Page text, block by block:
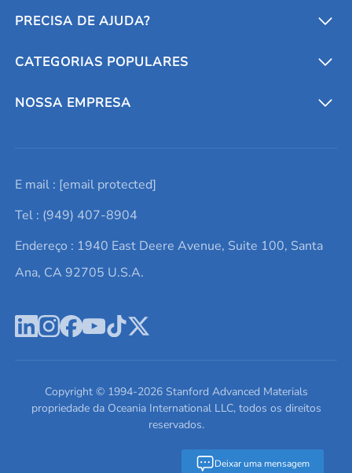
Deixar uma mensagem
PRECISA DE AJUDA?
Conversores e calculadoras
Entre em contato conosco
Lista de consultas
Termos e Condições
Política de Privacidade
CATEGORIAS POPULARES
Metais refratários
Elementos de terras raras
Alvos de pulverização catódica
Ácido hialurônico
NOSSA EMPRESA
Promoções atuais
Notícias e blogs
Estudos de caso
Escreva para nós
E mail : [email protected]
Tel : (949) 407-8904
Endereço : 1940 East Deere Avenue, Suite 100, Santa
Ana, CA 92705 U.S.A.
Copyright © 1994-2026Stanford Advanced Materials
propriedade da Oceania International LLC, todos os direitos
reservados.